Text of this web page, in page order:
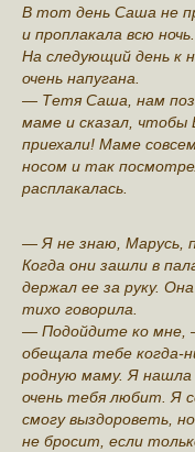
В тот день Саша не
и проплакала всю ночь.
На следующий день к
очень напугана.
— Тетя Саша, нам
маме и сказал, чтобы
приехали! Маме
носом и так
расплакалась.
— Я не знаю, Марусь,
Когда они зашли в
держал ее за руку.
тихо говорила.
— Подойдите ко мне,
обещала тебе когда-
родную маму. Я нашла
очень тебя любит. Я
смогу выздороветь,
не бросит, если